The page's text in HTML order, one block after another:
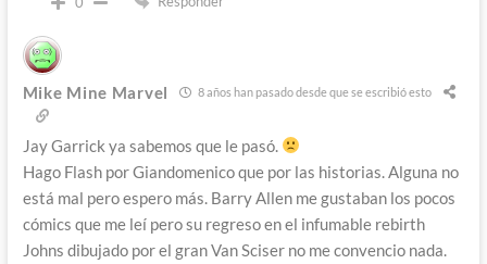
Mike Mine Marvel 8 años han pasado desde que se escribió esto
Jay Garrick ya sabemos que le pasó.
Hago Flash por Giandomenico que por las historias. Alguna no
está mal pero espero más. Barry Allen me gustaban los pocos
cómics que me leí pero su regreso en el infumable rebirth
Johns dibujado por el gran Van Sciser no me convencio nada.